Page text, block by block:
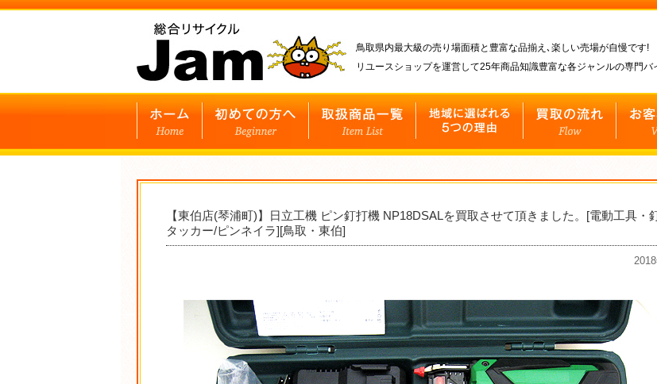
鳥取県内最大級の売り場面積と豊富な品揃え､楽しい売場が自慢です!
リユースショップを運営して25年商品知識豊富な各ジャンルの専門
【東伯店(琴浦町)】日立工機 ピン釘打機 NP18DSALを買取させて頂きました。[電動工具・
タッカー/ピンネイラ][鳥取・東伯]